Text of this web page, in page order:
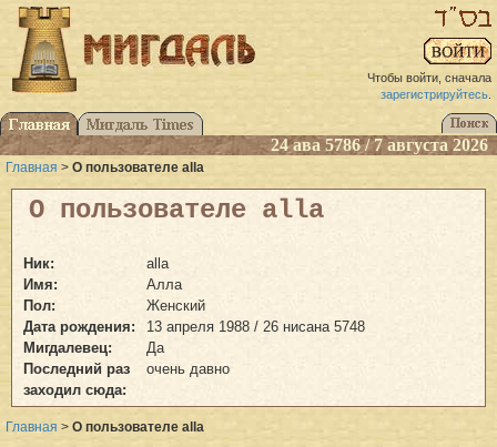
Чтобы войти, сначала
зарегистрируйтесь.
24 ава 5786 / 7 августа 2026
Главная > О пользователе alla
О пользователе alla
Ник:
alla
Имя:
Алла
Пол:
Женский
Дата рождения:
13 апреля 1988 / 26 нисана 5748
Мигдалевец:
Да
Последний раз
заходил сюда:
очень давно
Главная > О пользователе alla